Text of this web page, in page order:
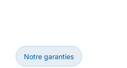
Notre garanties